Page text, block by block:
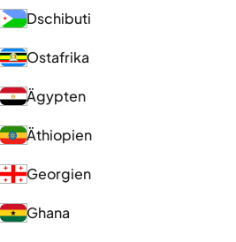
Dschibuti
Ostafrika
Ägypten
Äthiopien
Georgien
Ghana